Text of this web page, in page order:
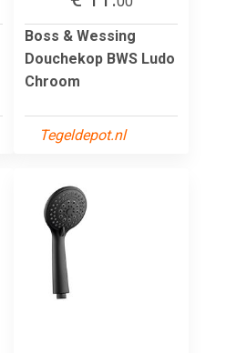
Boss & Wessing
Douchekop BWS Ludo
Chroom
Tegeldepot.nl